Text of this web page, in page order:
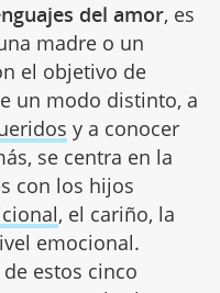
del amor, es
madre o un
el objetivo de
un modo distinto, a
y a conocer
se centra en la
con los hijos
, el cariño, la
emocional.
estos cinco